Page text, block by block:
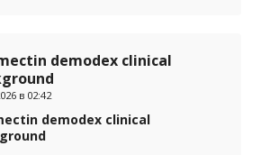
demodex clinical
в 02:42
demodex clinical